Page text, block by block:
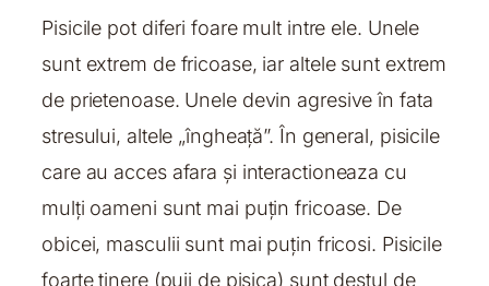
Pisicile pot diferi foare mult intre ele. Unele
sunt extrem de fricoase, iar altele sunt extrem
de prietenoase. Unele devin agresive în fata
stresului, altele „îngheață”. În general, pisicile
care au acces afara și interactioneaza cu
mulți oameni sunt mai puțin fricoase. De
obicei, masculii sunt mai puțin fricosi. Pisicile
foarte tinere (puii de pisica) sunt destul de